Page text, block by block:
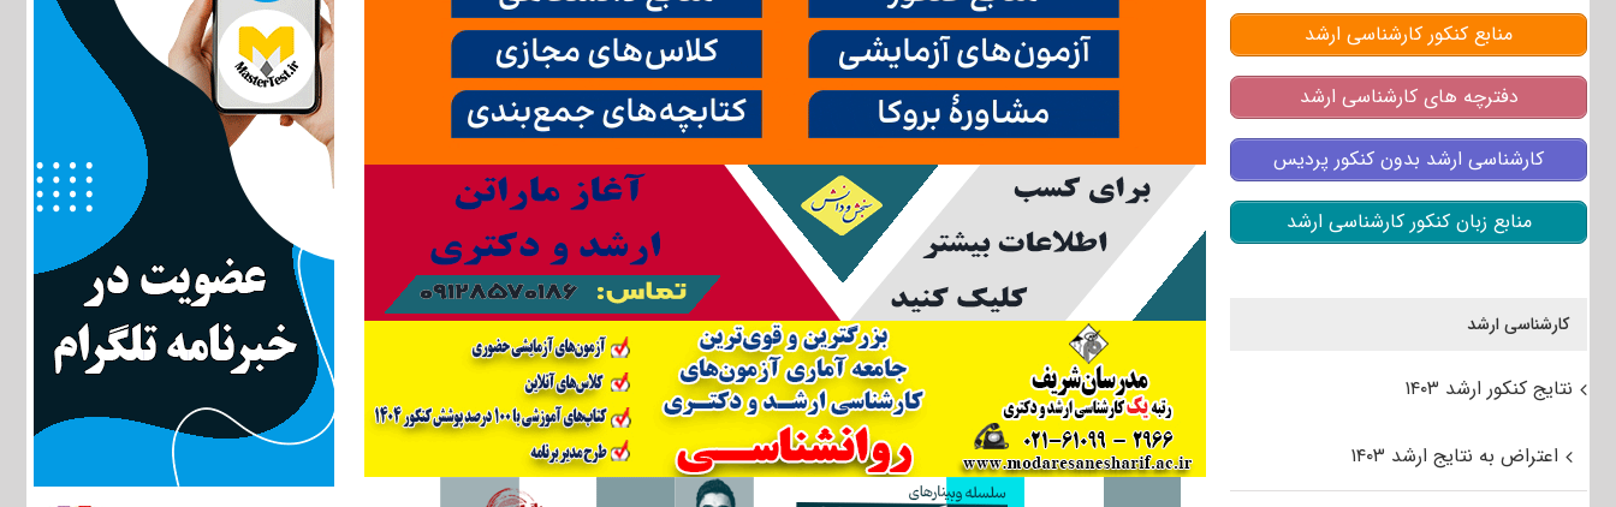
منابع کنکور کارشناسی ارشد
دفترچه های کارشناسی ارشد
کارشناسی ارشد بدون کنکور پردیس
منابع زبان کنکور کارشناسی ارشد
کارشناسی ارشد
نتایج کنکور ارشد ۱۴۰۳
اعتراض به نتایج ارشد ۱۴۰۳